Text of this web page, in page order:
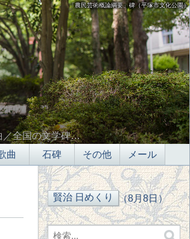
「農民芸術概論綱要」碑（平塚市文化公園）
／全国の文学碑…
曲 石碑 その他 メール
（8月8日）